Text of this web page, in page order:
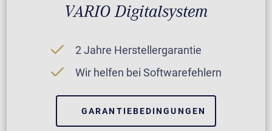
VARIO Digitalsystem
2 Jahre Herstellergarantie
Wir helfen bei Softwarefehlern
GARANTIEBEDINGUNGEN